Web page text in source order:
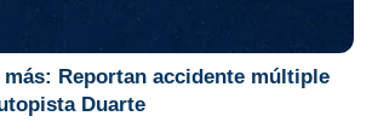
más: Reportan accidente múltiple
Duarte